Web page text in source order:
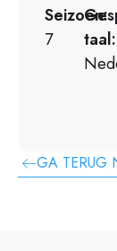
Seizoen:
7
taal:
GA TERUG